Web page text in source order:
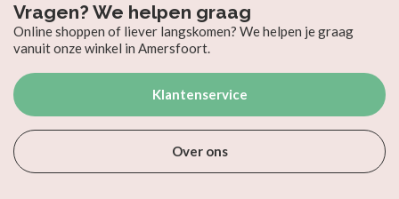
Vragen? We helpen graag
Online shoppen of liever langskomen? We helpen je graag
vanuit onze winkel in Amersfoort.
Klantenservice
Over ons